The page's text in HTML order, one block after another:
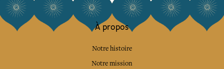
À propos
Notre histoire
Notre mission